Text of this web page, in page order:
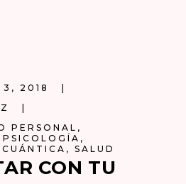
3, 2018
PERSONAL ,
PSICOLOGÍA ,
, SALUD
CON TU